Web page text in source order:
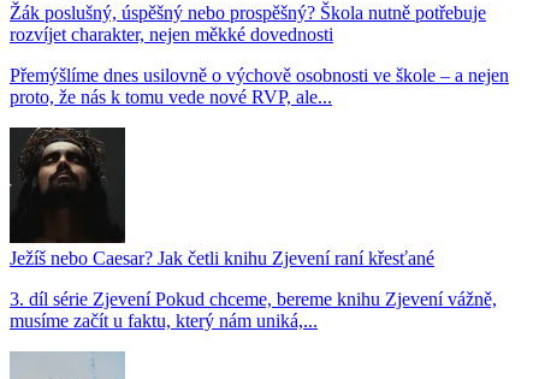
Žák poslušný, úspěšný nebo prospěšný? Škola nutně potřebuje
rozvíjet charakter, nejen měkké dovednosti
Přemýšlíme dnes usilovně o výchově osobnosti ve škole – a nejen
proto, že nás k tomu vede nové RVP, ale...
Ježíš nebo Caesar? Jak četli knihu Zjevení raní křesťané
3. díl série Zjevení Pokud chceme, bereme knihu Zjevení vážně,
musíme začít u faktu, který nám uniká,...